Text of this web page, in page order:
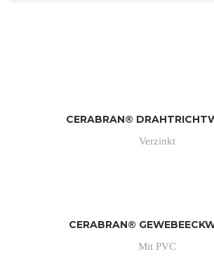
CERABRAN®
Verzinkt
CERABRAN®
Mit PVC